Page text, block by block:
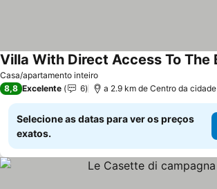
Casa/apartamento inteiro
Ver preços
8,8 Excelente 6 a 2.9 km de Centro da cidade
Selecione as datas para ver os preços
exatos.